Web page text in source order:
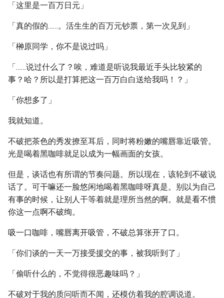
「这里是一百万日元」
「真的假的……。活生生的百万元钞票，第一次见到」
「榊原同学，你不是说过吗」
「……说过什么了？唉，难道是听说我最近手头比较紧的
事？哈？所以是打算把这一百万白白送给我吗！？」
「你想多了」
我就知道。
不破把茶色的秀发撩至耳后，同时将粉嫩的嘴唇靠近吸管。
光是喝着黑咖啡就足以成为一幅画面的女孩。
但是，谈话也有所谓的节奏问题。所以现在，该轮到不破说
话了。可干嘛还一脸悠闲地喝着黑咖啡呀真是。别以为自己
有事的时候，让别人干等着就是理所当然的啊。就是看不惯
你这一点啊不破绚。
吸一口咖啡，嘴唇离开吸管，不破总算张开了口。
「你们谈的一天一万接受援交的事，被我听到了」
「偷听什么的，不觉得很恶趣味吗？」
不破对于我的质问听而不闻，还模仿着我的腔调说道。